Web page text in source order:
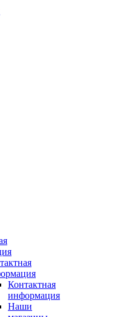
Контактная
информация
Наши